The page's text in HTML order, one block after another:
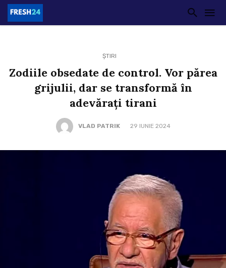
ȘTIRI
Zodiile obsedate de control. Vor părea
grijulii, dar se transformă în
adevărați tirani
VLAD PATRIK 29 IUNIE 2024